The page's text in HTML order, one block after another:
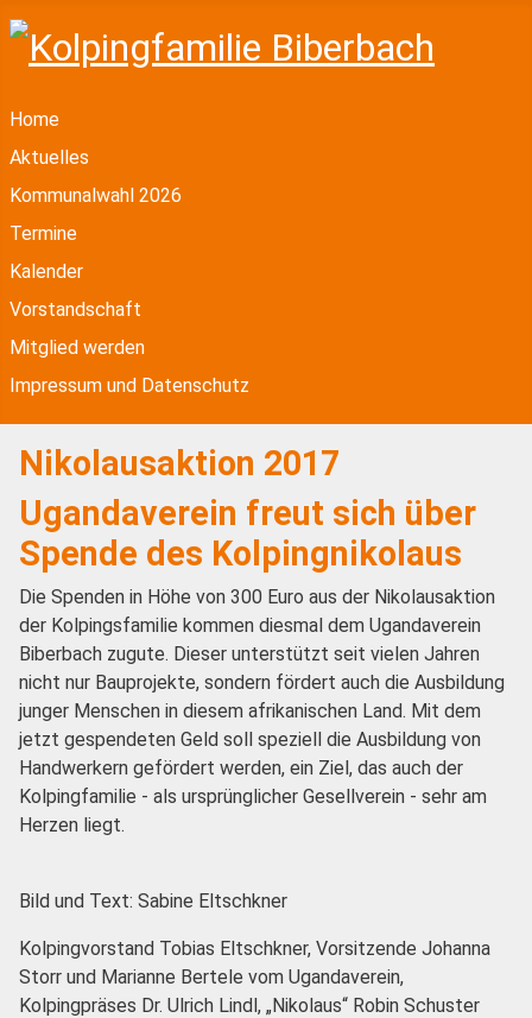
Home
Aktuelles
Kommunalwahl 2026
Termine
Kalender
Vorstandschaft
Mitglied werden
Impressum und Datenschutz
Nikolausaktion 2017
Ugandaverein freut sich über
Spende des Kolpingnikolaus
Die Spenden in Höhe von 300 Euro aus der Nikolausaktion
der Kolpingsfamilie kommen diesmal dem Ugandaverein
Biberbach zugute. Dieser unterstützt seit vielen Jahren
nicht nur Bauprojekte, sondern fördert auch die Ausbildung
junger Menschen in diesem afrikanischen Land. Mit dem
jetzt gespendeten Geld soll speziell die Ausbildung von
Handwerkern gefördert werden, ein Ziel, das auch der
Kolpingfamilie - als ursprünglicher Gesellverein - sehr am
Herzen liegt.
Bild und Text: Sabine Eltschkner
Kolpingvorstand Tobias Eltschkner, Vorsitzende Johanna
Storr und Marianne Bertele vom Ugandaverein,
Kolpingpräses Dr. Ulrich Lindl, „Nikolaus“ Robin Schuster